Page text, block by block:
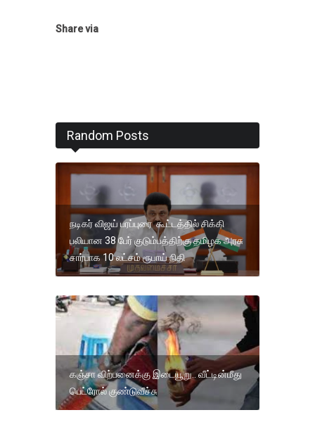
Share via
Random Posts
நடிகர் விஜய் பரப்புரை கூட்டத்தில் சிக்கி
பலியான 38 பேர் குடும்பத்திற்கு தமிழக அரசு
சார்பாக 10 லட்சம் ரூபாய் நிதி
கஞ்சா விற்பனைக்கு இடையூறு.. வீட்டின்மீது
பெட்ரோல் குண்டுவீச்சு